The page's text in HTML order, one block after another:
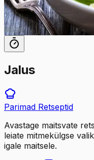
30min
4tk
Jalus
Parimad Retseptid
Avastage maitsvate
leiate mitmekülgse
igale maitsele.